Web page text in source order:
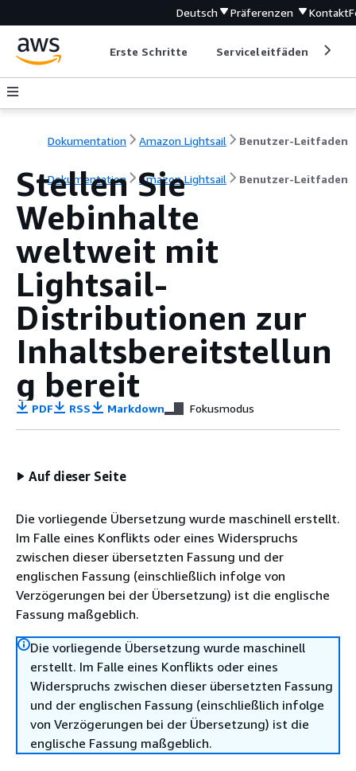
Deutsch Präferenzen Kontakt
Erste Schritte Serviceleitfäden
Dokumentation Amazon Lightsail Benutzer-Leitfaden
Dokumentation Amazon Lightsail Benutzer-Leitfaden
Stellen Sie
Webinhalte
weltweit mit
Lightsail-
Distributionen zur
Inhaltsbereitstellun
g bereit
PDF RSS Markdown Fokusmodus
Auf dieser Seite
Die vorliegende Übersetzung wurde maschinell erstellt.
Im Falle eines Konflikts oder eines Widerspruchs
zwischen dieser übersetzten Fassung und der
englischen Fassung (einschließlich infolge von
Verzögerungen bei der Übersetzung) ist die englische
Fassung maßgeblich.
Die vorliegende Übersetzung wurde maschinell
erstellt. Im Falle eines Konflikts oder eines
Widerspruchs zwischen dieser übersetzten Fassung
und der englischen Fassung (einschließlich infolge
von Verzögerungen bei der Übersetzung) ist die
englische Fassung maßgeblich.